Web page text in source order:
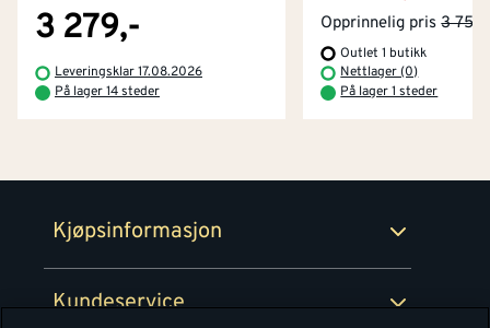
3 279,-
Leveringsklar 17.08.2026
På lager 14 steder
Opprinnelig pris 3
Outlet 1 butikk
Nettlager (0)
På lager 1 steder
Kjøpsinformasjon
Retur- og angrerettsskjema
Kundeservice
Tjenester
Montér Klubb
Byggevarehus og åpningstider
Prismatch
Personvern